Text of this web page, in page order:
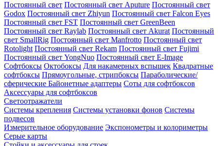
Постоянный свет Постоянный свет Aputure Постоянный свет
Godox Постоянный свет Zhiyun Постоянный свет Falcon Eyes
Постоянный свет FST Постоянный свет GreenBeen
Постоянный свет Raylab Постоянный свет Akurat Постоянный
свет SmallRig Постоянный свет Manfrotto Постоянный свет
Rotolight Постоянный свет Rekam Постоянный свет Fujimi
Постоянный свет YongNuo Постоянный свет E-Image
Софтбоксы Октобоксы Для накамерных вспышек Квадратные
софтбоксы Прямоугольные, стрипбоксы Параболические/
сферические Байонетныe адаптеры Соты для софтбоксов
Аксессуары для софтбоксов
Светоотражатели
Системы крепления Системы установки фонов Системы
подвесов
Измерительное оборудование Экспонометры и колориметры
Серые карты